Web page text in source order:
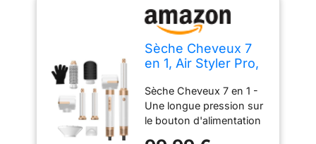
Sèche Cheveux 7
en 1, Air Styler Pro,
Diffuseur Boucle
Sèche Cheveux 7 en 1 -
Une longue pression sur
le bouton d'alimentation